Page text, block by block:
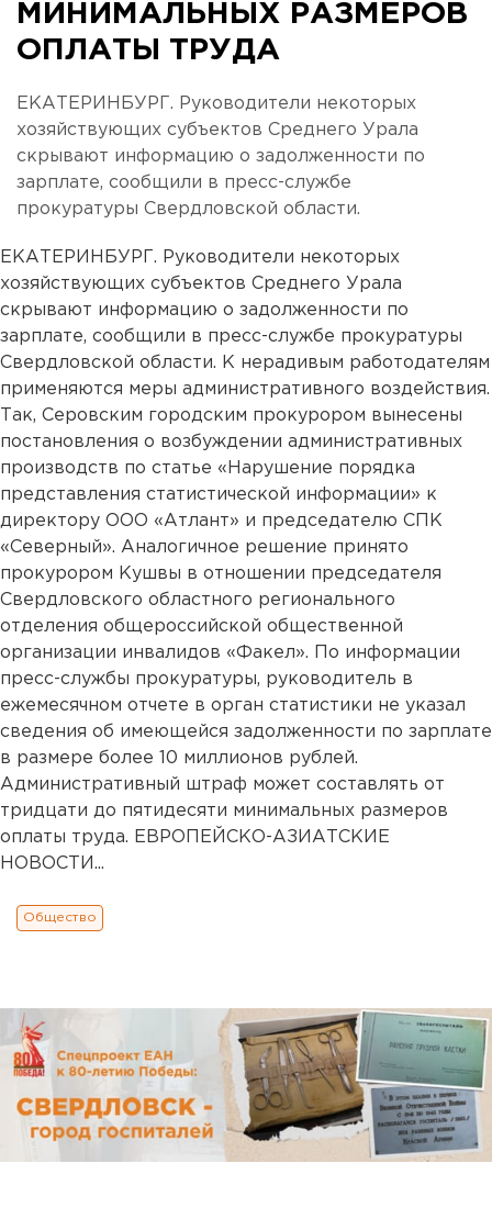
МИНИМАЛЬНЫХ РАЗМЕРОВ
ОПЛАТЫ ТРУДА
ЕКАТЕРИНБУРГ. Руководители некоторых
хозяйствующих субъектов Среднего Урала
скрывают информацию о задолженности по
зарплате, сообщили в пресс-службе
прокуратуры Свердловской области.
ЕКАТЕРИНБУРГ. Руководители некоторых
хозяйствующих субъектов Среднего Урала
скрывают информацию о задолженности по
зарплате, сообщили в пресс-службе прокуратуры
Свердловской области. К нерадивым работодателям
применяются меры административного воздействия.
Так, Серовским городским прокурором вынесены
постановления о возбуждении административных
производств по статье «Нарушение порядка
представления статистической информации» к
директору ООО «Атлант» и председателю СПК
«Северный». Аналогичное решение принято
прокурором Кушвы в отношении председателя
Свердловского областного регионального
отделения общероссийской общественной
организации инвалидов «Факел». По информации
пресс-службы прокуратуры, руководитель в
ежемесячном отчете в орган статистики не указал
сведения об имеющейся задолженности по зарплате
в размере более 10 миллионов рублей.
Административный штраф может составлять от
тридцати до пятидесяти минимальных размеров
оплаты труда. ЕВРОПЕЙСКО-АЗИАТСКИЕ
НОВОСТИ...
Общество